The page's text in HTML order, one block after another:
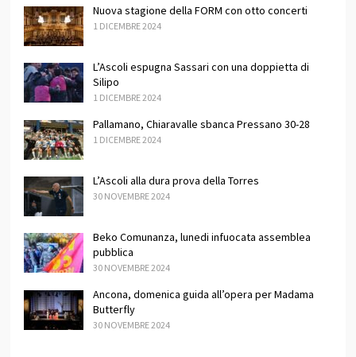
Nuova stagione della FORM con otto concerti
1 DICEMBRE 2024
L’Ascoli espugna Sassari con una doppietta di
Silipo
1 DICEMBRE 2024
Pallamano, Chiaravalle sbanca Pressano 30-28
1 DICEMBRE 2024
L’Ascoli alla dura prova della Torres
30 NOVEMBRE 2024
Beko Comunanza, lunedi infuocata assemblea
pubblica
30 NOVEMBRE 2024
Ancona, domenica guida all’opera per Madama
Butterfly
30 NOVEMBRE 2024